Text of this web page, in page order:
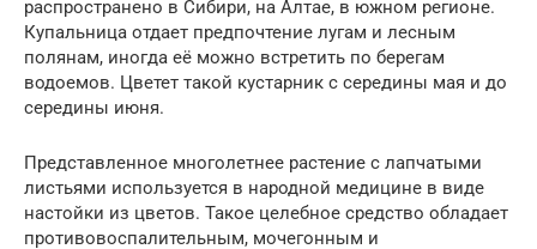
распространено в Сибири, на Алтае, в южном регионе.
Купальница отдает предпочтение лугам и лесным
полянам, иногда её можно встретить по берегам
водоемов. Цветет такой кустарник с середины мая и до
середины июня.
Представленное многолетнее растение с лапчатыми
листьями используется в народной медицине в виде
настойки из цветов. Такое целебное средство обладает
противовоспалительным, мочегонным и